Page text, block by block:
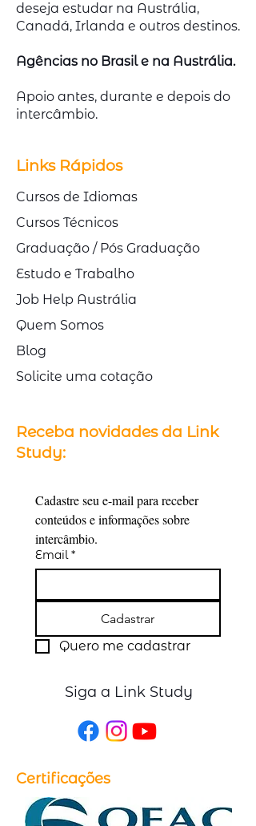
deseja estudar na Austrália,
Canadá, Irlanda e outros destinos.
Agências no Brasil e na Austrália.
Apoio antes, durante e depois do
intercâmbio.
Links Rápidos
Cursos de Idiomas
Cursos Técnicos
Graduação / Pós Graduação
Estudo e Trabalho
Job Help Austrália
Quem Somos
Blog
Solicite uma cotação
Receba novidades da Link
Study:
Cadastre seu e-mail para receber
conteúdos e informações sobre
intercâmbio.
Email *
Cadastrar
Quero me cadastrar
Siga a Link Study
Certificações